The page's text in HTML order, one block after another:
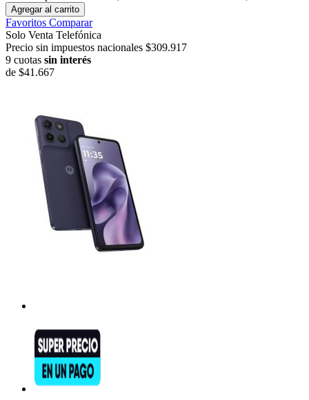
Agregar al carrito
Favoritos Comparar
Solo Venta Telefónica
Precio sin impuestos nacionales $309.917
9 cuotas sin interés
de $41.667